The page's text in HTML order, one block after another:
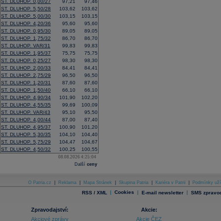
ST. DLUHOP. 0,00/27 97,21
97,46
ST. DLUHOP. 5,50/28
103,62
103,62
ST. DLUHOP. 5,00/30
103,15
103,15
ST. DLUHOP. 4,20/36
95,60
95,60
ST. DLUHOP. 0,95/30
89,05
89,05
ST. DLUHOP. 1,75/32
86,70
86,70
ST. DLUHOP. VAR/31
99,83
99,83
ST. DLUHOP. 1,95/37
75,75
75,75
ST. DLUHOP. 0,25/27
98,30
98,30
ST. DLUHOP. 2,00/33
84,41
84,41
ST. DLUHOP. 2,75/29
96,50
96,50
ST. DLUHOP. 1,20/31
87,60
87,60
ST. DLUHOP. 1,50/40
66,10
66,10
ST. DLUHOP. 4,90/34
101,90
102,20
ST. DLUHOP. 4,55/35
99,69
100,09
ST. DLUHOP. VAR/43
95,10
95,50
ST. DLUHOP. 4,00/44
87,00
87,40
ST. DLUHOP. 4,95/37
100,90
101,20
ST. DLUHOP. 5,30/35
104,10
104,40
ST. DLUHOP. 5,75/29
104,47
104,67
ST. DLUHOP. 4,50/32
100,25 100,55
08.08.2026 4:25:04
Další ceny
O Patria.cz Reklama Mapa Stránek Skupina Patria Kariéra v Patrii Podmínky
RSS / XML | Cookies | E-mail newsletter | SMS
Zpravodajství:
Akciové zprávy
Akcie:
Akcie ČEZ